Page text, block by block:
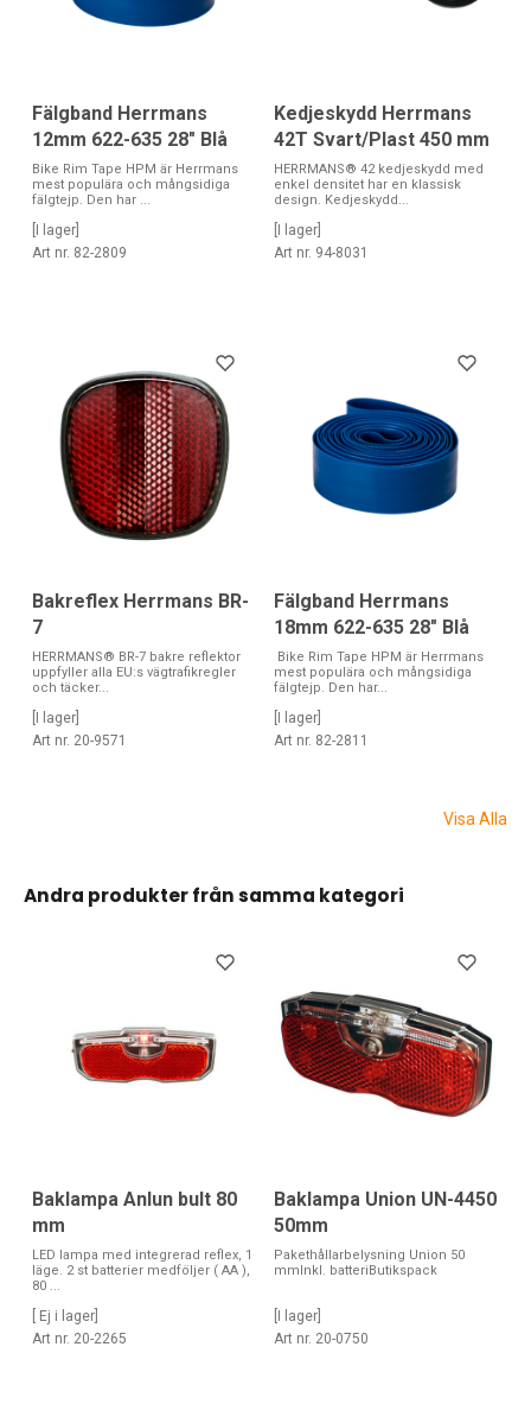
Fälgband Herrmans
12mm 622-635 28" Blå
Bike Rim Tape HPM är Herrmans
mest populära och mångsidiga
fälgtejp. Den har ...
[I lager]
Art nr. 82-2809
Kedjeskydd Herrmans
42T Svart/Plast 450 mm
HERRMANS® 42 kedjeskydd med
enkel densitet har en klassisk
design. Kedjeskydd...
[I lager]
Art nr. 94-8031
Bakreflex Herrmans BR-
7
HERRMANS® BR-7 bakre reflektor
uppfyller alla EU:s vägtrafikregler
och täcker...
[I lager]
Art nr. 20-9571
Fälgband Herrmans
18mm 622-635 28" Blå
Bike Rim Tape HPM är Herrmans
mest populära och mångsidiga
fälgtejp. Den har...
[I lager]
Art nr. 82-2811
Visa Alla
Andra produkter från samma kategori
Baklampa Anlun bult 80
mm
LED lampa med integrerad reflex, 1
läge. 2 st batterier medföljer ( AA ),
80 ...
[ Ej i lager]
Art nr. 20-2265
Baklampa Union UN-4450
50mm
Pakethållarbelysning Union 50
mmInkl. batteriButikspack
[I lager]
Art nr. 20-0750